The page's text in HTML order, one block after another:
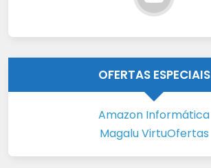
OFERTAS ESPECIAIS
Amazon Informática
Magalu VirtuOfertas